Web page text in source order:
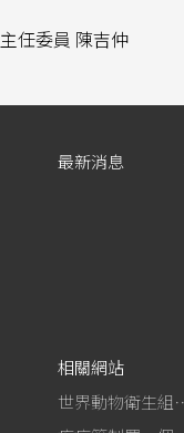
主任委員 陳吉仲
最新消息
相關網站
世界動物